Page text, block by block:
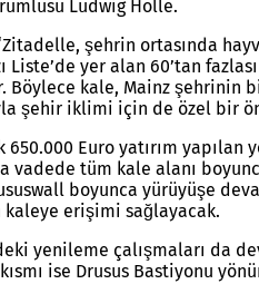
Ludwig Holle.
şehrin ortasında
Liste’de yer alan 60’tan
kale, Mainz şehrinin
şehir iklimi için de özel bir
650.000 Euro yatırım
vadede tüm kale alanı
boyunca yürüyüşe
kaleye erişimi sağlayacak.
yenileme çalışmaları da
ise Drusus Bastiyonu